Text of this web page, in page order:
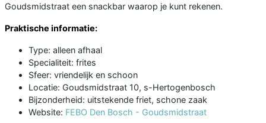
Goudsmidstraat een snackbar waarop je kunt rekenen.
Praktische informatie:
Type: alleen afhaal
Specialiteit: frites
Sfeer: vriendelijk en schoon
Locatie: Goudsmidstraat 10, s-Hertogenbosch
Bijzonderheid: uitstekende friet, schone zaak
Website: FEBO Den Bosch - Goudsmidstraat